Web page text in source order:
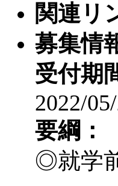
関連リ
募集情
受付期
2022/
要綱：
◎就学